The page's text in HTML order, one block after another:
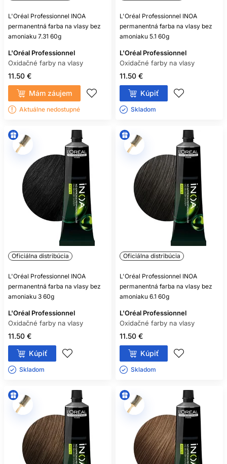
L'Oréal Professionnel INOA
permanentná farba na vlasy bez
amoniaku 7.31 60g
L'Oréal Professionnel
Oxidačné farby na vlasy
11.50 €
Mám záujem
Aktuálne nedostupné
L'Oréal Professionnel INOA
permanentná farba na vlasy bez
amoniaku 5.1 60g
L'Oréal Professionnel
Oxidačné farby na vlasy
11.50 €
Kúpiť
Skladom ㅤ
Oficiálna distribúcia
L'Oréal Professionnel INOA
permanentná farba na vlasy bez
amoniaku 3 60g
L'Oréal Professionnel
Oxidačné farby na vlasy
11.50 €
Kúpiť
Skladom ㅤ
Oficiálna distribúcia
L'Oréal Professionnel INOA
permanentná farba na vlasy bez
amoniaku 6.1 60g
L'Oréal Professionnel
Oxidačné farby na vlasy
11.50 €
Kúpiť
Skladom ㅤ